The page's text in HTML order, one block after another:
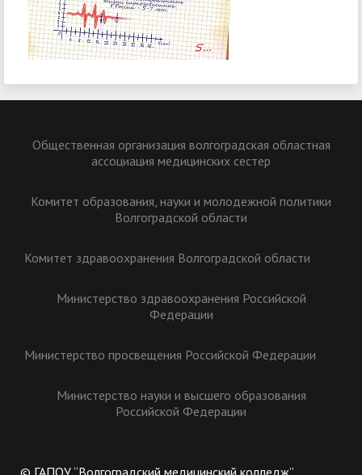
Общественная организация волгоградская областная
ассоциация медицинских сестер
Комитет образования, науки и молодежной политики
Волгоградской области
Комитет здравоохранения Волгоградской области
Министерство здравоохранения Российской
Федерации
Министерство просвещения Российской Федерации
Министерство науки и высшего образования
Российской Федерации
© ГАПОУ “Волгоградский медицинский колледж”